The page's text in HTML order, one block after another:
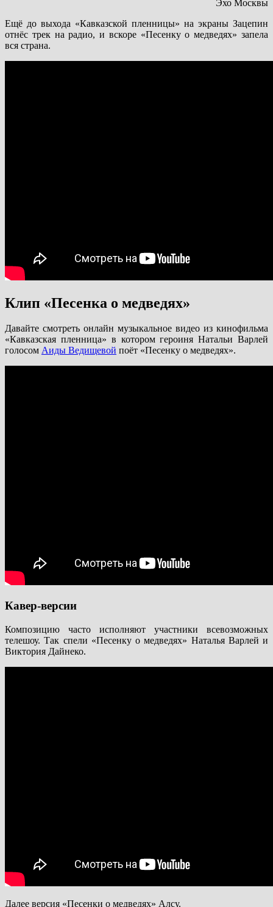
Эхо Москвы
Ещё до выхода «Кавказской пленницы» на экраны Зацепин
отнёс трек на радио, и вскоре «Песенку о медведях» запела
вся страна.
Клип «Песенка о медведях»
Давайте смотреть онлайн музыкальное видео из кинофильма
«Кавказская пленница» в котором героиня Натальи Варлей
голосом Аиды Ведищевой поёт «Песенку о медведях».
Кавер-версии
Композицию часто исполняют участники всевозможных
телешоу. Так спели «Песенку о медведях» Наталья Варлей и
Виктория Дайнеко.
Далее версия «Песенки о медведях» Алсу.